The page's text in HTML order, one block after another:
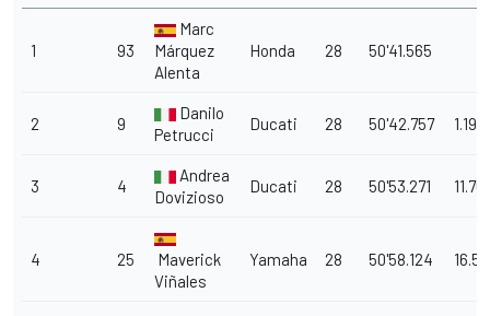
1 93
Marc
Márquez
Alenta
Honda 28 50'41.565
2 9
Danilo
Petrucci
Ducati 28 50'42.757 1.192
3 4
Andrea
Dovizioso
Ducati 28 50'53.271
4 25
Maverick
Viñales
Yamaha 28 50'58.124